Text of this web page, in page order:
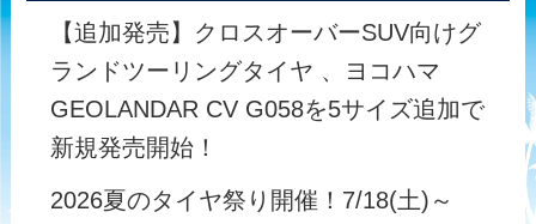
【追加発売】クロスオーバーSUV向けグ
ランドツーリングタイヤ 、ヨコハマ
GEOLANDAR CV G058を5サイズ追加で
新規発売開始！
2026夏のタイヤ祭り開催！7/18(土)～